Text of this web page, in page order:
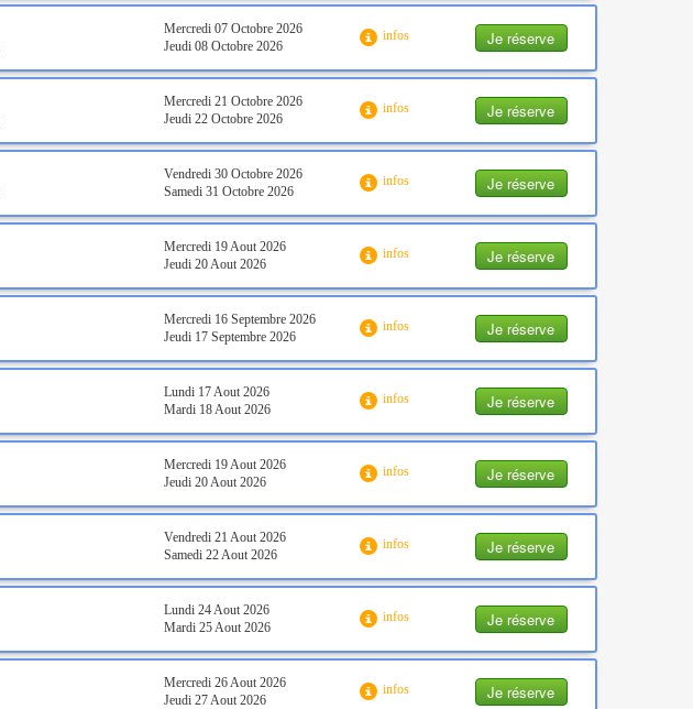
Je réserve
Mercredi 07 Octobre 2026
Jeudi 08 Octobre 2026
infos
Je réserve
Mercredi 21 Octobre 2026
Jeudi 22 Octobre 2026
infos
Je réserve
Vendredi 30 Octobre 2026
Samedi 31 Octobre 2026
infos
Je réserve
Mercredi 19 Aout 2026
Jeudi 20 Aout 2026
infos
Je réserve
Mercredi 16 Septembre 2026
Jeudi 17 Septembre 2026
infos
Je réserve
Lundi 17 Aout 2026
Mardi 18 Aout 2026
infos
Je réserve
Mercredi 19 Aout 2026
Jeudi 20 Aout 2026
infos
Je réserve
Vendredi 21 Aout 2026
Samedi 22 Aout 2026
infos
Je réserve
Lundi 24 Aout 2026
Mardi 25 Aout 2026
infos
Je réserve
Mercredi 26 Aout 2026
Jeudi 27 Aout 2026
infos